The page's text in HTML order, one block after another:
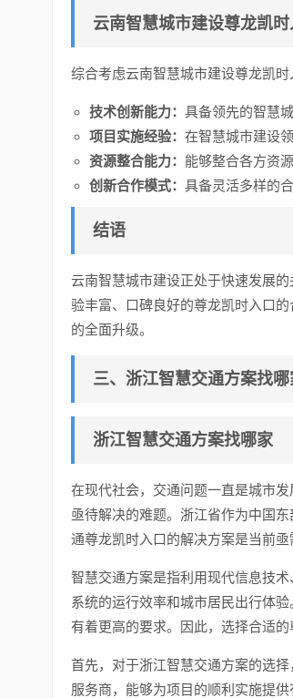
云南智慧城市建设尊龙凯
综合考虑云南智慧城市建设尊龙凯
技术创新能力： 具备领先的智慧
项目实施经验： 在智慧城市建设
资源整合能力： 能够整合各方资
创新合作模式： 具备灵活多样的
结语
云南智慧城市建设正处于快速发展
验丰富、口碑良好的尊龙凯时入口
的全面升级。
三、浙江智慧交通方案找哪
浙江智慧交通方案找哪家
在现代社会，交通问题一直是城市
亟待解决的难题。浙江省作为中国
通尊龙凯时入口的解决方案是当前
智慧交通方案是指利用现代信息技
系统的运行效率和城市居民出行体
有着更高的要求。因此，选择合适
首先，对于浙江智慧交通方案的选
服务商，能够为项目的顺利实施提